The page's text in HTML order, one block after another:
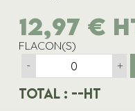
12,97 €
FLACON(S)
-
+
Total : --HT